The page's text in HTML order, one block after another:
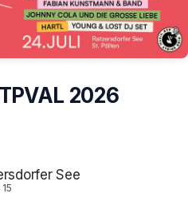
2026
See